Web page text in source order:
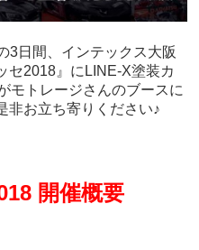
3日間、インテックス大阪
セ2018』にLINE-X塗装カ
モトレージさんのブースに
非お立ち寄りください♪
開催概要